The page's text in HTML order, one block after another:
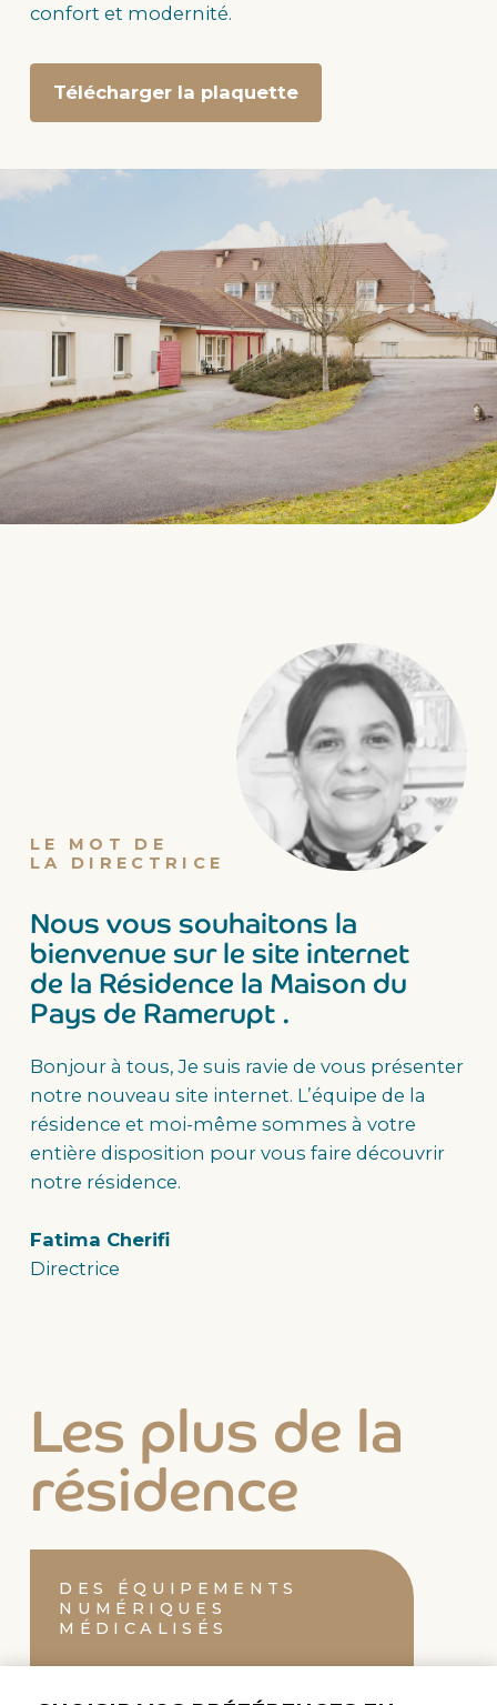
confort et modernité.
Télécharger la plaquette
LE MOT DE
LA DIRECTRICE
Nous vous souhaitons la
bienvenue sur le site internet
de la Résidence la Maison du
Pays de Ramerupt .
Bonjour à tous,Je suis ravie de vous présenter
notre nouveau site internet. L’équipe de la
résidence et moi-même sommes à votre
entière disposition pour vous faire découvrir
notre résidence.
Fatima Cherifi
Directrice
Les plus de la
résidence
DES ÉQUIPEMENTS
NUMÉRIQUES
MÉDICALISÉS